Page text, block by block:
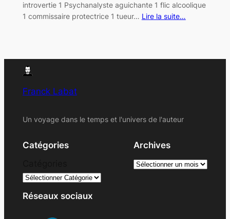
introvertie 1 Psychanalyste aguichante 1 flic alcoolique
1 commissaire protectrice 1 tueur… Lire la suite…
Franck Labat
Un voyage dans le temps et l'univers de l'auteur
Catégories
Archives
A
Réseaux sociaux